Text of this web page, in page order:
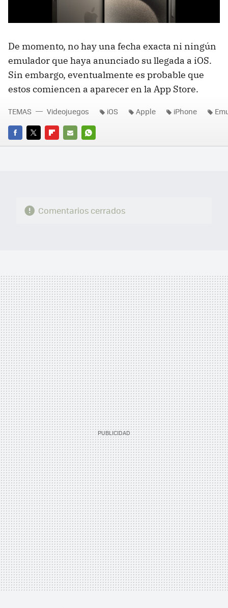
De momento, no hay una fecha exacta ni ningún
emulador que haya anunciado su llegada a iOS.
Sin embargo, eventualmente es probable que
estos comiencen a aparecer en la App Store.
FACEBOOK
TWITTERFLIPBOARD
E-
WHATSAPP
TEMAS Videojuegos iOS Apple iPhone
Comentarios cerrados